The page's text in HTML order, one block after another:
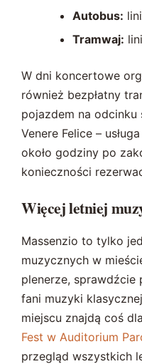
Autobus:
Tramwaj:
W dni koncertowe
również bezpłatny
pojazdem na odcinku
Venere Felice –
około godziny po
konieczności
Więcej letniej
Massenzio to tylko
muzycznych w
plenerze, sprawdźcie
fani muzyki
miejscu znajdą coś
Fest w Auditorium
przegląd wszystkich